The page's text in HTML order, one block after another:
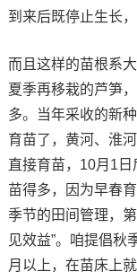
到来后既停止生长
而且这样的苗根系
夏季再移栽的芦笋
多。当年采收的新
育苗了，黄河、淮
直接育苗，10月1
苗得多，因为早春
季节的田间管理，
见效益”。咱提倡秋
月以上，在苗床上